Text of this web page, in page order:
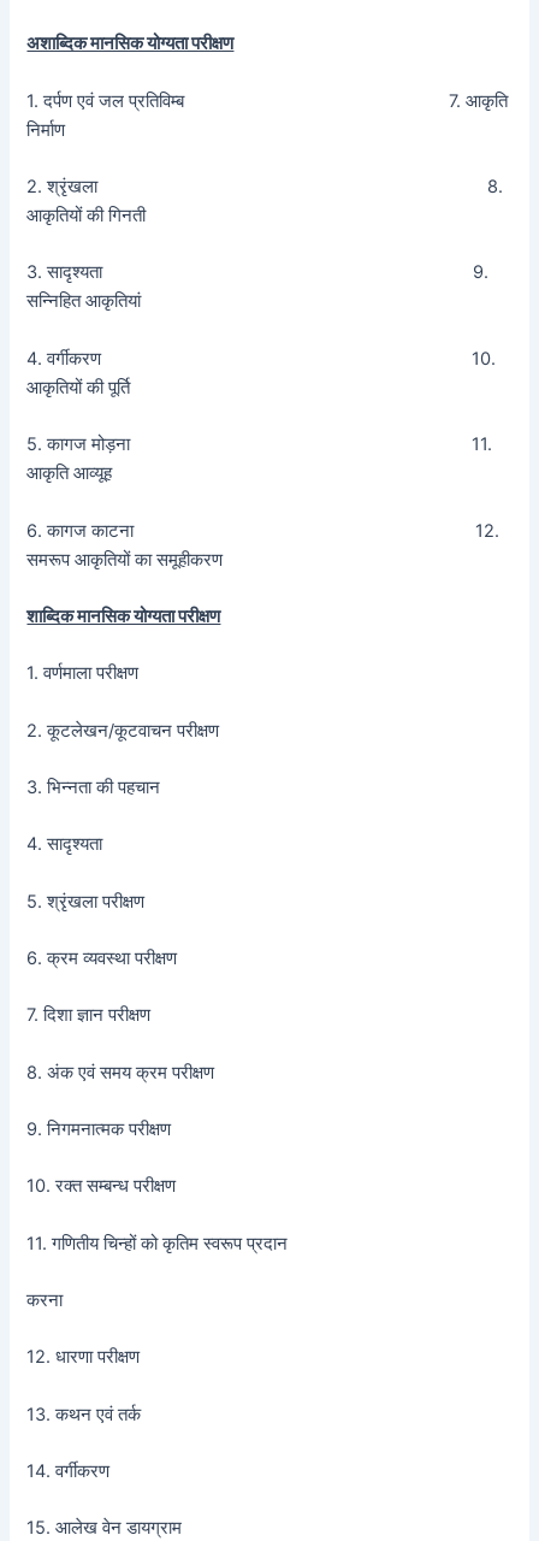
अशाब्दिक मानसिक योग्यता परीक्षण
1. दर्पण एवं जल प्रतिविम्ब 7. आकृति
निर्माण
2. श्रृंखला 8.
आकृतियों की गिनती
3. सादृश्यता 9.
सन्निहित आकृतियां
4. वर्गीकरण 10.
आकृतियों की पूर्ति
5. कागज मोड़ना 11.
आकृति आव्यूह
6. कागज काटना 12.
समरूप आकृतियों का समूहीकरण
शाब्दिक मानसिक योग्यता परीक्षण
1. वर्णमाला परीक्षण
2. कूटलेखन/कूटवाचन परीक्षण
3. भिन्नता की पहचान
4. सादृश्यता
5. श्रृंखला परीक्षण
6. क्रम व्यवस्था परीक्षण
7. दिशा ज्ञान परीक्षण
8. अंक एवं समय क्रम परीक्षण
9. निगमनात्मक परीक्षण
10. रक्त सम्बन्ध परीक्षण
11. गणितीय चिन्हों को कृतिम स्वरूप प्रदान
करना
12. धारणा परीक्षण
13. कथन एवं तर्क
14. वर्गीकरण
15. आलेख वेन डायग्राम